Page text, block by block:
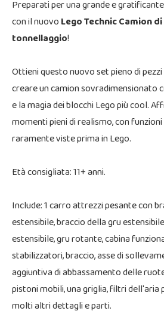
Preparati per una grande e
con il nuovoLego Technic Camion
tonnellaggio!
Ottieni questo nuovo set pieno di
creare un camion sovradimensionato
e la magia dei blocchi Lego più cool.
momenti pieni di realismo, con
raramente viste prima in Lego.
Età consigliata: 11+ anni.
Include: 1 carro attrezzi pesante con
estensibile, braccio della gru
estensibile, gru rotante, cabina
stabilizzatori, braccio, asse di
aggiuntiva di abbassamento delle
pistoni mobili, una griglia, filtri dell'aria
molti altri dettagli e parti.